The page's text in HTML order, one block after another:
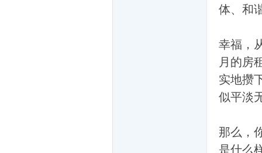
体、和
幸福，
月的房
实地攒
似平淡
那么，
是什么